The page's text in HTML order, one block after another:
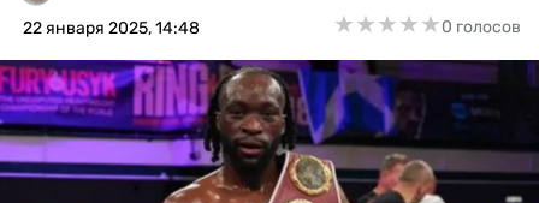
ХОККЕЙ
ФУТЗАЛ
ВЕЛОСПОРТ
22 января 2025, 14:48
★★★★★
★★★★★0 голосов